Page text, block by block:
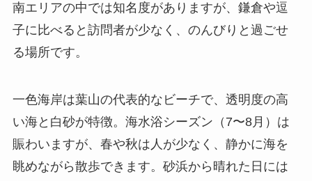
南エリアの中では知名度がありますが、鎌倉や逗
子に比べると訪問者が少なく、のんびりと過ごせ
る場所です。
一色海岸は葉山の代表的なビーチで、透明度の高
い海と白砂が特徴。海水浴シーズン（7〜8月）は
賑わいますが、春や秋は人が少なく、静かに海を
眺めながら散歩できます。砂浜から晴れた日には